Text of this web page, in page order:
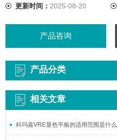
更新时间： 2025-08-20
产品咨询
产品分类
相关文章
科玛嘉VRE显色平板的适用范围是什么